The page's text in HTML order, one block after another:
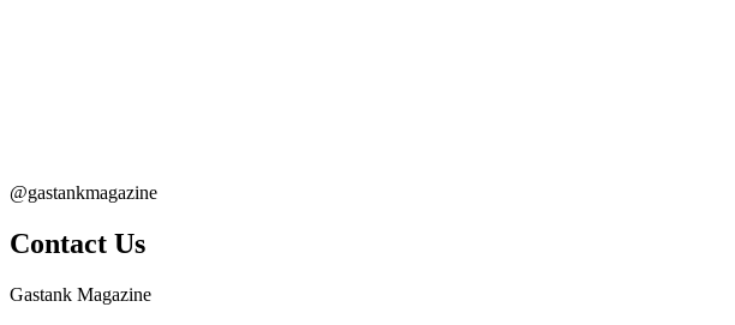
@gastankmagazine
Contact Us
Gastank Magazine